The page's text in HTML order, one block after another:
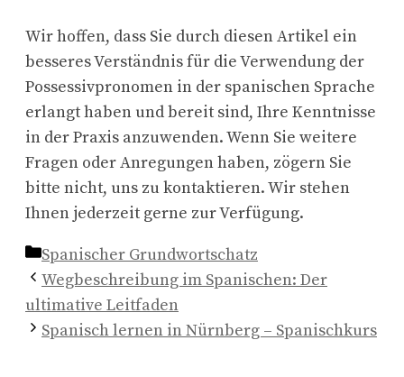
Wir hoffen, dass Sie durch diesen Artikel ein
besseres Verständnis für die Verwendung der
Possessivpronomen in der spanischen Sprache
erlangt haben und bereit sind, Ihre Kenntnisse
in der Praxis anzuwenden. Wenn Sie weitere
Fragen oder Anregungen haben, zögern Sie
bitte nicht, uns zu kontaktieren. Wir stehen
Ihnen jederzeit gerne zur Verfügung.
Kategorien
Spanischer Grundwortschatz
Wegbeschreibung im Spanischen: Der
ultimative Leitfaden
Spanisch lernen in Nürnberg – Spanischkurs